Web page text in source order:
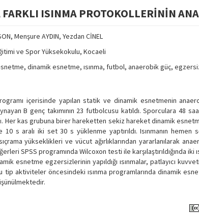
ISINMA PROTOKOLLERİNİN
Menşure AYDIN, Yezdan CİNEL
ve Spor Yüksekokulu, Kocaeli
dinamik esnetme, ısınma, futbol, anaerobik güç,
programı içerisinde yapılan statik ve dinamik esnetmenin
B genç takımının 23 futbolcusu katıldı. Sporculara 48
Her kas grubuna birer hareketten sekiz hareket dinamik
s aralı iki set 30 s yüklenme yaptırıldı. Isınmanın hemen
yükseklikleri ve vücut ağırlıklarından yararlanılarak
SPSS programında Wilcoxon testi ile karşılaştırıldığında iki
esnetme egzersizlerinin yapıldığı ısınmalar, patlayıcı
tip aktiviteler öncesindeki ısınma programlarında dinamik